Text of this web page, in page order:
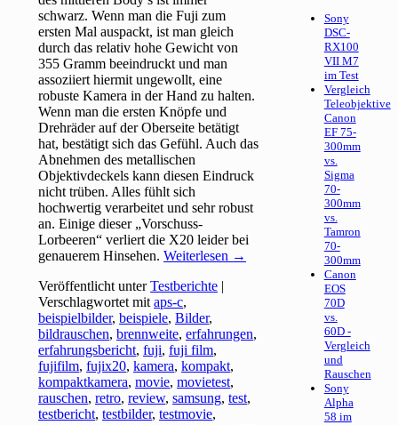
schwarz. Wenn man die Fuji zum
ersten Mal auspackt, ist man gleich
durch das relativ hohe Gewicht von
355 Gramm beeindruckt und man
assoziiert hiermit ungewollt, eine
robuste Kamera in der Hand zu halten.
Wenn man die ersten Knöpfe und
Drehräder auf der Oberseite betätigt
hat, bestätigt sich das Gefühl. Auch das
Abnehmen des metallischen
Objektivdeckels kann diesen Eindruck
nicht trüben. Alles fühlt sich
hochwertig verarbeitet und sehr robust
an. Einige dieser „Vorschuss-
Lorbeeren“ verliert die X20 leider bei
genauerem Hinsehen.Weiterlesen →
Veröffentlicht unter Testberichte |
Verschlagwortet mit aps-c,
beispielbilder,beispiele,Bilder,
bildrauschen,brennweite,erfahrungen,
erfahrungsbericht,fuji,fuji film,
fujifilm,fujix20,kamera,kompakt,
kompaktkamera,movie,movietest,
rauschen,retro,review,samsung,test,
testbericht,testbilder,testmovie,
Sony
DSC-
RX100
VII M7
im Test
Vergleich
Teleobjektive
Canon
EF 75-
300mm
vs.
Sigma
70-
300mm
vs.
Tamron
70-
300mm
Canon
EOS
70D
vs.
60D -
Vergleich
und
Rauschen
Sony
Alpha
58 im